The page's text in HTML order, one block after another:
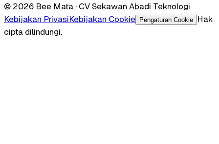
© 2026 Bee Mata · CV Sekawan Abadi Teknologi
Kebijakan PrivasiKebijakan Cookie Pengaturan Cookie
Hak
cipta dilindungi.